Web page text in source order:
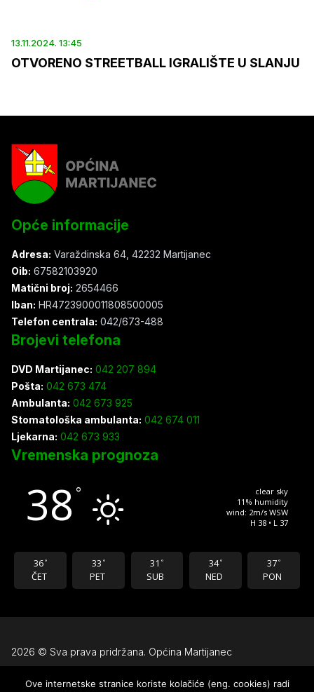
13.11.2024. 13:45
OTVORENO STREETBALL IGRALIŠTE U SLANJU
Opće informacije
Adresa: Varaždinska 64, 42232 Martijanec
Oib: 67582103920
Matični broj: 2654466
Iban: HR4723900011808500005
Telefon centrala: 042/673-488
Brojevi telefona
DVD Martijanec: 042 207 894
Pošta: 042 673 474
Ambulanta: 042 673 925
Stomatološka ambulanta: 042 674 011
Ljekarna: 042 673 933
Vremenska prognoza
38 °
clear sky
11% humidity
wind: 2m/s WSW
H 38 • L 37
36 °
ČET
33 °
PET
31 °
SUB
34 °
NED
37 °
PON
2026 © Sva prava pridržana. Općina Martijanec
Uvjeti korištenja
Ove internetske stranice koriste kolačiće (eng. cookies) radi